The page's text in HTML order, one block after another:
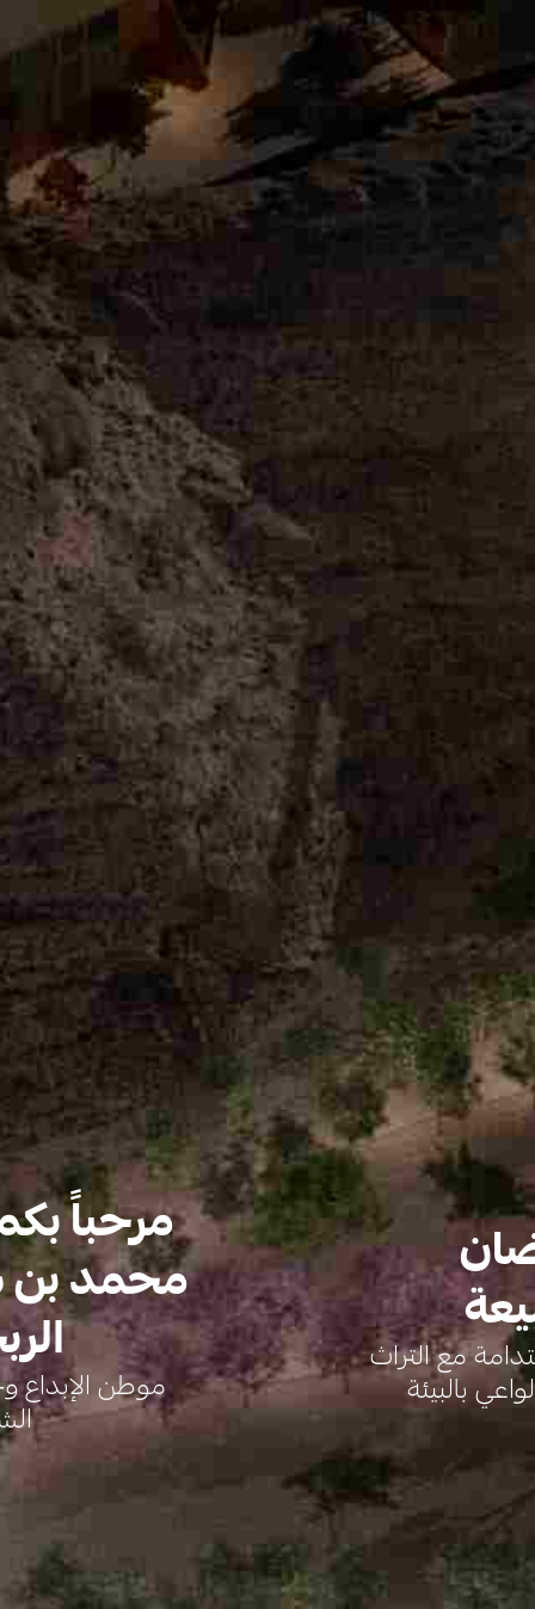
مع التراث
بالبيئة
مرحباً
محمد بن
موطن الإبداع